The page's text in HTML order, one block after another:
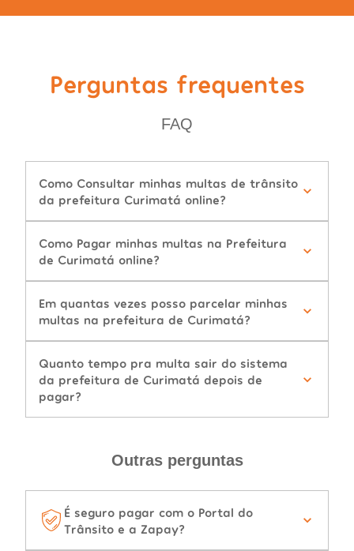
Perguntas frequentes
FAQ
Como Consultar minhas multas de trânsito
da prefeitura Curimatá online?
Como Pagar minhas multas na Prefeitura
de Curimatá online?
Em quantas vezes posso parcelar minhas
multas na prefeitura de Curimatá?
Quanto tempo pra multa sair do sistema
da prefeitura de Curimatá depois de
pagar?
Outras perguntas
É seguro pagar com o Portal do
Trânsito e a Zapay?